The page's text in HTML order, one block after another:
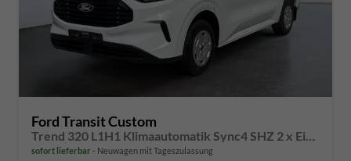
Ford Transit Custom
sofort lieferbar Neuwagen mit Tageszulassung